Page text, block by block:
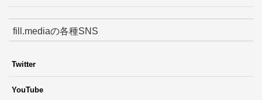
fill.mediaの各種SNS
Twitter
YouTube